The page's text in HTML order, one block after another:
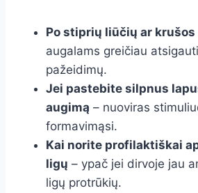
Po stiprių liūčių ar krušos
augalams greičiau
pažeidimų.
Jei pastebite silpnus
augimą – nuoviras
formavimąsi.
Kai norite profilaktiškai
ligų – ypač jei dirvoje jau
ligų protrūkių.